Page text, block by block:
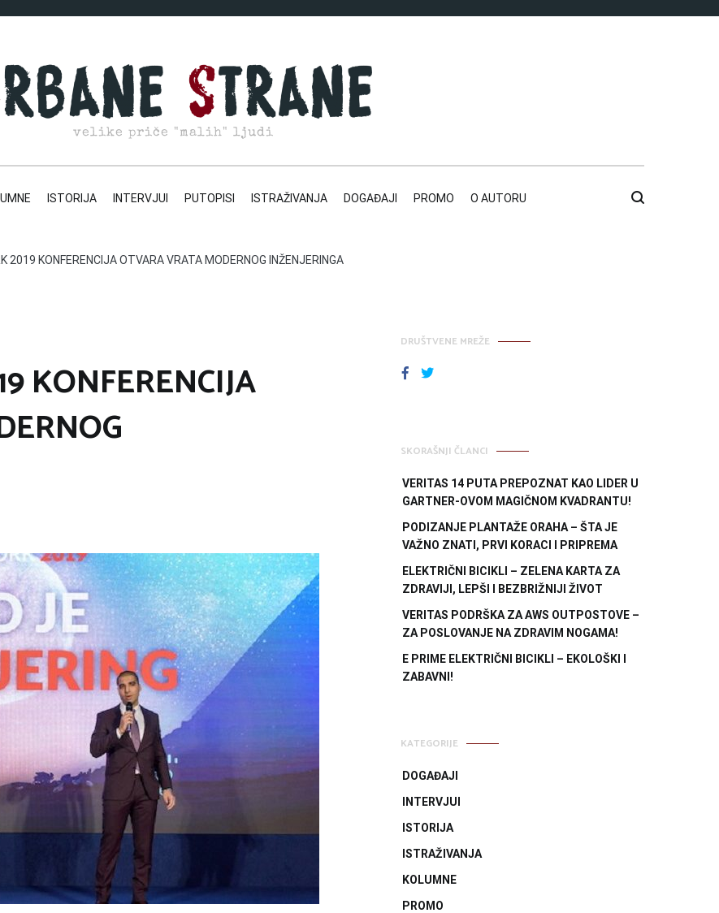
velike priče "malih" ljudi
ISTORIJA INTERVJUI PUTOPISI ISTRAŽIVANJA DOGAĐAJI PROMO O AUTORU
2019 KONFERENCIJA OTVARA VRATA MODERNOG INŽENJERINGA
KONFERENCIJA
DRUŠTVENE MREŽE
FACEBOOK
TWITTER
SKORAŠNJI ČLANCI
VERITAS 14 PUTA PREPOZNAT KAO LIDER U
GARTNER-OVOM MAGIČNOM KVADRANTU!
PODIZANJE PLANTAŽE ORAHA – ŠTA JE
VAŽNO ZNATI, PRVI KORACI I PRIPREMA
ELEKTRIČNI BICIKLI – ZELENA KARTA ZA
ZDRAVIJI, LEPŠI I BEZBRIŽNIJI ŽIVOT
VERITAS PODRŠKA ZA AWS OUTPOSTOVE –
ZA POSLOVANJE NA ZDRAVIM NOGAMA!
E PRIME ELEKTRIČNI BICIKLI – EKOLOŠKI I
ZABAVNI!
KATEGORIJE
DOGAĐAJI
INTERVJUI
ISTORIJA
ISTRAŽIVANJA
KOLUMNE
PROMO